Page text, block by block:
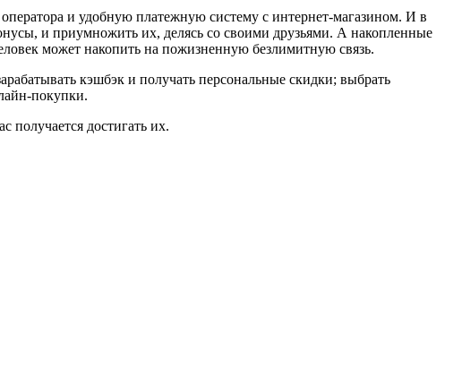
и удобную платежную систему с интернет-магазином. И в
и приумножить их, делясь со своими друзьями. А накопленные
может накопить на пожизненную безлимитную связь.
кэшбэк и получать персональные скидки; выбрать
покупки.
достигать их.